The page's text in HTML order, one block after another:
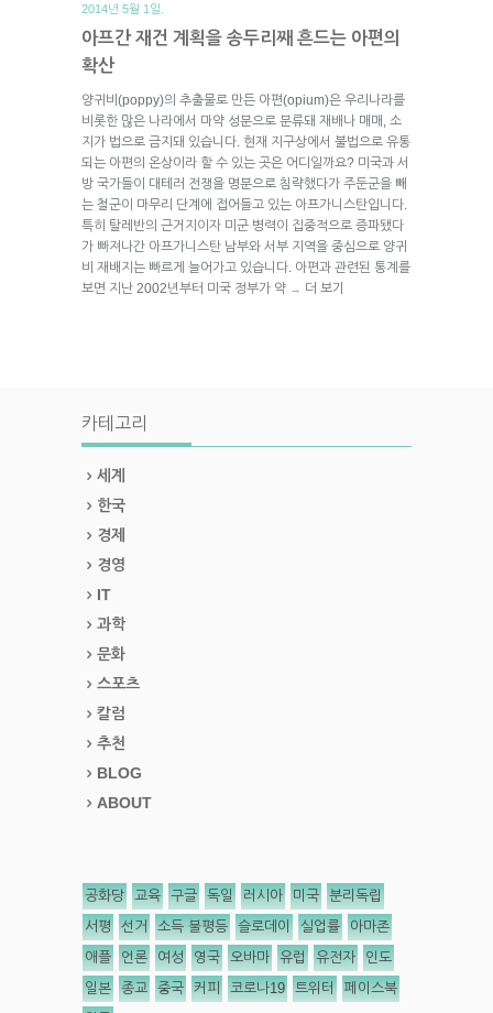
2014년 5월 1일.
아프간 재건 계획을 송두리째 흔드는 아편의
확산
양귀비(poppy)의 추출물로 만든 아편(opium)은 우리나라를
비롯한 많은 나라에서 마약 성분으로 분류돼 재배나 매매, 소
지가 법으로 금지돼 있습니다. 현재 지구상에서 불법으로 유통
되는 아편의 온상이라 할 수 있는 곳은 어디일까요? 미국과 서
방 국가들이 대테러 전쟁을 명분으로 침략했다가 주둔군을 빼
는 철군이 마무리 단계에 접어들고 있는 아프가니스탄입니다.
특히 탈레반의 근거지이자 미군 병력이 집중적으로 증파됐다
가 빠져나간 아프가니스탄 남부와 서부 지역을 중심으로 양귀
비 재배지는 빠르게 늘어가고 있습니다. 아편과 관련된 통계를
보면 지난 2002년부터 미국 정부가 약 → 더 보기
카테고리
세계
한국
경제
경영
IT
과학
문화
스포츠
칼럼
추천
BLOG
ABOUT
공화당 교육 구글 독일 러시아 미국 분리독립
서평 선거 소득 불평등 슬로데이 실업률 아마존
애플 언론 여성 영국 오바마 유럽 유전자 인도
일본 종교 중국 커피 코로나19 트위터 페이스북